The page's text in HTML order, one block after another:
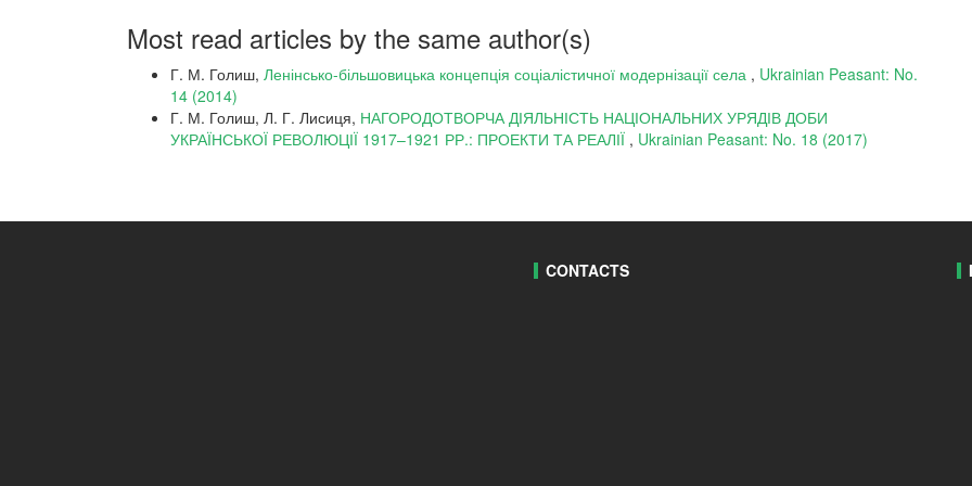
Most read articles by the same author(s)
Г. М. Голиш, Ленінсько-більшовицька концепція соціалістичної модернізації села , Ukrainian Peasant: No.
14 (2014)
Г. М. Голиш, Л. Г. Лисиця, НАГОРОДОТВОРЧА ДІЯЛЬНІСТЬ НАЦІОНАЛЬНИХ УРЯДІВ ДОБИ
УКРАЇНСЬКОЇ РЕВОЛЮЦІЇ 1917–1921 РР.: ПРОЕКТИ ТА РЕАЛІЇ , Ukrainian Peasant: No. 18 (2017)
CONTACTS